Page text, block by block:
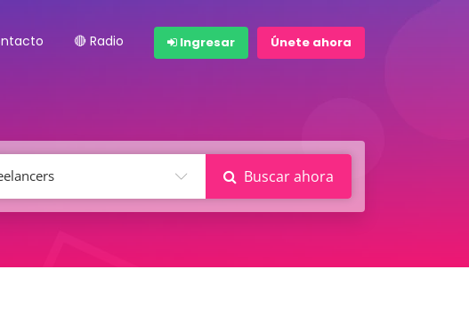
🔴 Radio Ingresar Únete ahora
Buscar ahora